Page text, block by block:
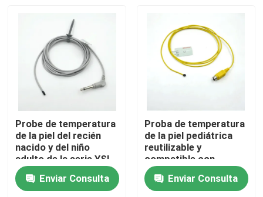
Inicio
Sobre nosotros
Visita a la fábrica
Probe de temperatura
de la piel del recién
nacido y del niño
adulto de la serie YSI
400
Enviar Consulta
Proba de temperatura
de la piel pediátrica
reutilizable y
compatible con
átomos
Enviar Consulta